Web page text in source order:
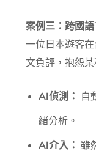
案例三：跨國
一位日本遊客
文負評，抱怨
AI偵測： 自
緒分析。
AI介入： 雖